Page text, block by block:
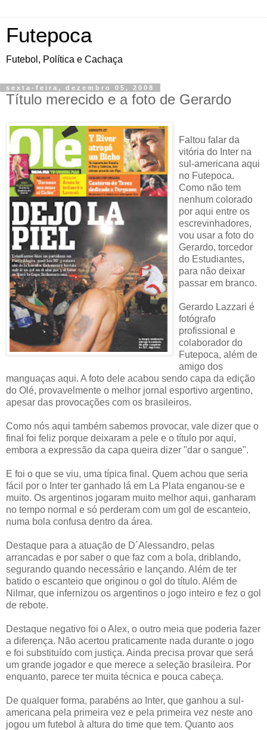
Futepoca
Futebol, Política e Cachaça
sexta-feira, dezembro 05, 2008
Título merecido e a foto de Gerardo
Faltou falar da
vitória do Inter na
sul-americana aqui
no Futepoca.
Como não tem
nenhum colorado
por aqui entre os
escrevinhadores,
vou usar a foto do
Gerardo, torcedor
do Estudiantes,
para não deixar
passar em branco.
Gerardo Lazzari é
fotógrafo
profissional e
colaborador do
Futepoca, além de
amigo dos
manguaças aqui. A foto dele acabou sendo capa da edição
do Olé, provavelmente o melhor jornal esportivo argentino,
apesar das provocações com os brasileiros.
Como nós aqui também sabemos provocar, vale dizer que o
final foi feliz porque deixaram a pele e o título por aqui,
embora a expressão da capa queira dizer "dar o sangue".
E foi o que se viu, uma típica final. Quem achou que seria
fácil por o Inter ter ganhado lá em La Plata enganou-se e
muito. Os argentinos jogaram muito melhor aqui, ganharam
no tempo normal e só perderam com um gol de escanteio,
numa bola confusa dentro da área.
Destaque para a atuação de D´Alessandro, pelas
arrancadas e por saber o que faz com a bola, driblando,
segurando quando necessário e lançando. Além de ter
batido o escanteio que originou o gol do título. Além de
Nilmar, que infernizou os argentinos o jogo inteiro e fez o gol
de rebote.
Destaque negativo foi o Alex, o outro meia que poderia fazer
a diferença. Não acertou praticamente nada durante o jogo
e foi substituído com justiça. Ainda precisa provar que será
um grande jogador e que merece a seleção brasileira. Por
enquanto, parece ter muita técnica e pouca cabeça.
De qualquer forma, parabéns ao Inter, que ganhou a sul-
americana pela primeira vez e pela primeira vez neste ano
jogou um futebol à altura do time que tem. Quanto aos